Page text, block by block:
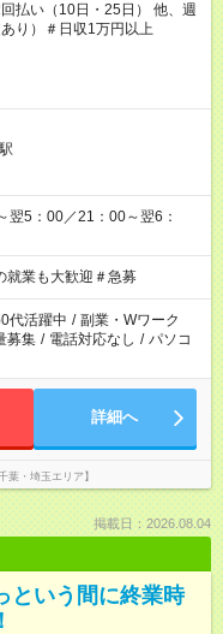
払い（10日・25日） 他、週
り）＃日収1万円以上
翌5：00／21：00～翌6：
業も大歓迎＃急募
代活躍中 / 副業・Wワーク
募集 / 電話対応なし / パソコ
詳細へ
・埼玉エリア】
掲載日：2026.08.04
という間に終業時